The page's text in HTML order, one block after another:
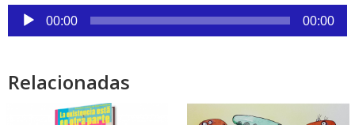
Reproductor
de
00:00 00:00
Relacionadas